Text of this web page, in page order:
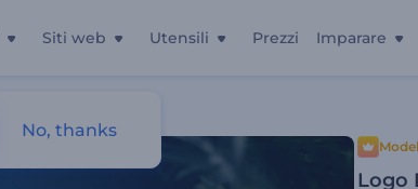
Siti web Utensili Prezzi Imparare
Logo
No, thanks